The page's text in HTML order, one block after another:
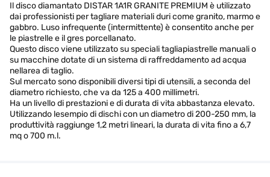
Il disco diamantato DISTAR 1A1R GRANITE PREMIUM è utilizzato
dai professionisti per tagliare materiali duri come granito, marmo e
gabbro. Luso infrequente (intermittente) è consentito anche per
le piastrelle e il gres porcellanato.
Questo disco viene utilizzato su speciali tagliapiastrelle manuali o
su macchine dotate di un sistema di raffreddamento ad acqua
nellarea di taglio.
Sul mercato sono disponibili diversi tipi di utensili, a seconda del
diametro richiesto, che va da 125 a 400 millimetri.
Ha un livello di prestazioni e di durata di vita abbastanza elevato.
Utilizzando lesempio di dischi con un diametro di 200-250 mm, la
produttività raggiunge 1,2 metri lineari, la durata di vita fino a 6,7
mq o 700 m.l.